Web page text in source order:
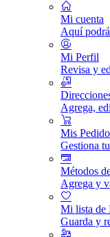
Mi cuenta
Aquí
Mi Perfil
Revisa y
Agrega,
Mis
Gestiona
Métodos
Agrega y
Mi lista de
Guarda y